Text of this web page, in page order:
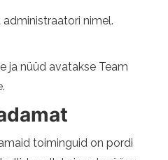
nimel.
ja nüüd avatakse Team
toiminguid on pordi